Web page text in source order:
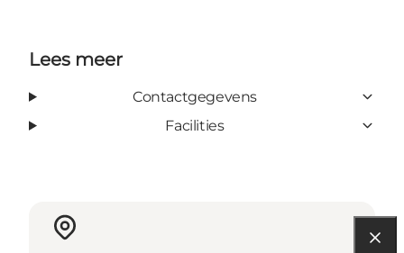
Lees meer
Contactgegevens
Facilities